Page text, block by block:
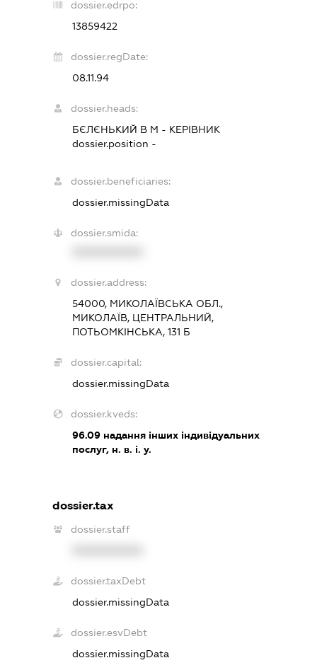
dossier.edrpo:
13859422
dossier.regDate:
08.11.94
dossier.heads:
БЄЛЄНЬКИЙ В М - КЕРІВНИК
dossier.position -
dossier.beneficiaries:
dossier.missingData
dossier.smida:
dossier.address:
54000, МИКОЛАЇВСЬКА ОБЛ.,
МИКОЛАЇВ, ЦЕНТРАЛЬНИЙ,
ПОТЬОМКІНСЬКА, 131 Б
dossier.capital:
dossier.missingData
dossier.kveds:
96.09надання інших індивідуальних
послуг, н. в. і. у.
dossier.tax
dossier.staff
dossier.taxDebt
dossier.missingData
dossier.esvDebt
dossier.missingData